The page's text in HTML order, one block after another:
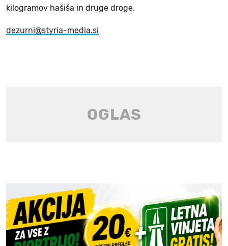
kilogramov hašiša in druge droge.
dezurni@styria-media.si